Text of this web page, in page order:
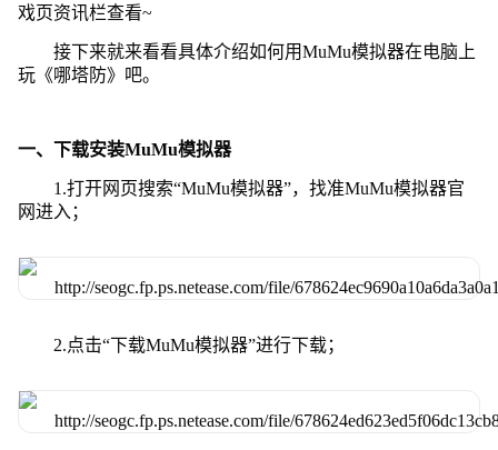
戏页资讯栏查看~
接下来就来看看具体介绍如何用MuMu模拟器在电脑上
玩《哪塔防》吧。
一、下载安装MuMu模拟器
1.打开网页搜索“MuMu模拟器”，找准MuMu模拟器官
网进入；
2.点击“下载MuMu模拟器”进行下载；